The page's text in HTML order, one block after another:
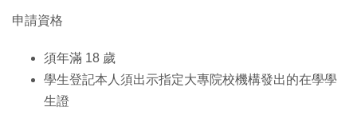
申請資格
須年滿 18 歲
學生登記本人須出示指定大專院校機構發出的在學學
生證